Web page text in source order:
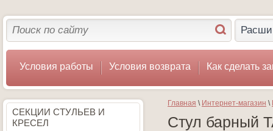
Условия работы Условия возврата Как сделать
СЕКЦИИ СТУЛЬЕВ И
КРЕСЕЛ
Главная \ Интернет-магазин \
Стул барный